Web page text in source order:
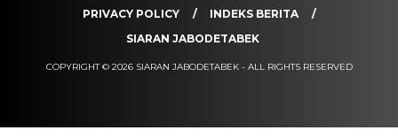
PRIVACY POLICY
INDEKS BERITA
SIARAN JABODETABEK
COPYRIGHT © 2026 SIARAN JABODETABEK - ALL RIGHTS RESERVED